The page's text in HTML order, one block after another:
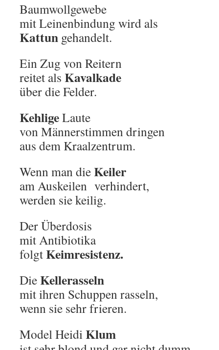
Baumwollgewebe
mit Leinenbindung wird als
Kattun gehandelt.
Ein Zug von Reitern
reitet als Kavalkade
über die Felder.
KehligeLaute
von Männerstimmen dringen
aus dem Kraalzentrum.
Wenn man dieKeiler
am Auskeilen verhindert,
werden sie keilig.
Der Überdosis
mit Antibiotika
folgtKeimresistenz.
DieKellerasseln
mit ihren Schuppen rasseln,
wenn sie sehr frieren.
Model HeidiKlum